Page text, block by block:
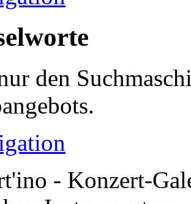
den
- Konzert-